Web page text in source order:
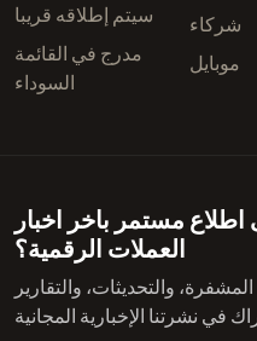
سيتم إطلاقه قريبا
مدرج في القائمة
السوداء
شركاء
موبايل
مستمر باخر اخبار
العملات الرقمية؟
والتحديثات، والتقارير